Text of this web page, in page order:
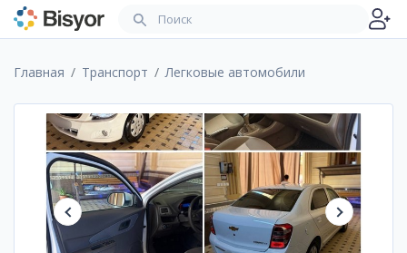
Главная Транспорт Легковые автомобили